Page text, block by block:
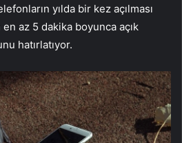
yılda bir kez açılması
az 5 dakika boyunca açık
hatırlatıyor.